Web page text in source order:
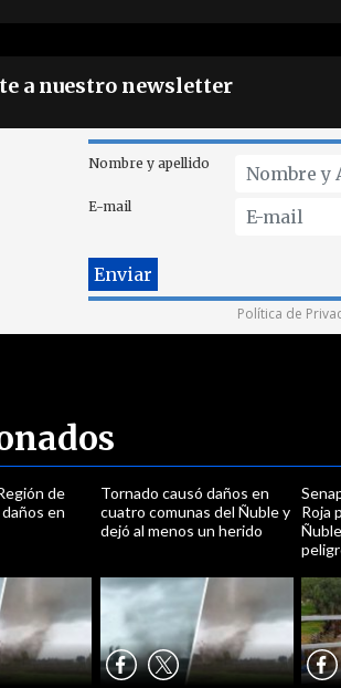
a nuestro newsletter
Nombre y apellido
E-mail
Política de
de
en
Tornado causó daños en
cuatro comunas del Ñuble y
dejó al menos un herido
Roja